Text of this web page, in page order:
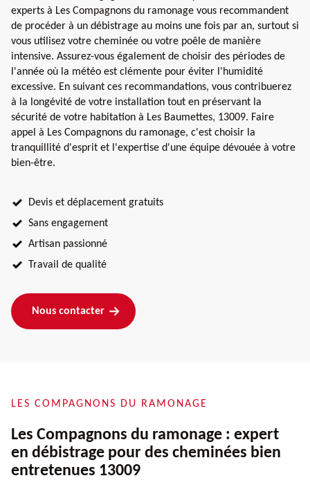
experts à Les Compagnons du ramonage vous recommandent
de procéder à un débistrage au moins une fois par an, surtout si
vous utilisez votre cheminée ou votre poêle de manière
intensive. Assurez-vous également de choisir des périodes de
l'année où la météo est clémente pour éviter l'humidité
excessive. En suivant ces recommandations, vous contribuerez
à la longévité de votre installation tout en préservant la
sécurité de votre habitation à Les Baumettes, 13009. Faire
appel à Les Compagnons du ramonage, c'est choisir la
tranquillité d'esprit et l'expertise d'une équipe dévouée à votre
bien-être.
Devis et déplacement gratuits
Sans engagement
Artisan passionné
Travail de qualité
Nous contacter
LES COMPAGNONS DU RAMONAGE
Les Compagnons du ramonage : expert
en débistrage pour des cheminées bien
entretenues 13009